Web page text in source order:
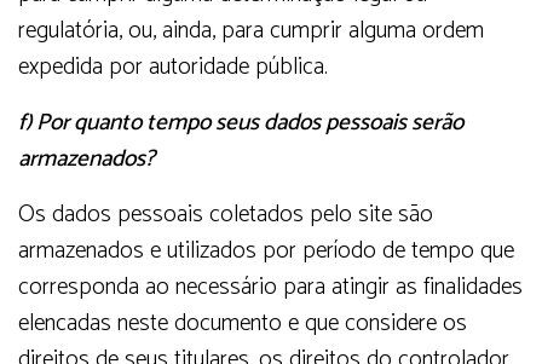
regulatória, ou, ainda, para cumprir alguma ordem
expedida por autoridade pública.
f) Por quanto tempo seus dados pessoais serão
armazenados?
Os dados pessoais coletados pelo site são
armazenados e utilizados por período de tempo que
corresponda ao necessário para atingir as finalidades
elencadas neste documento e que considere os